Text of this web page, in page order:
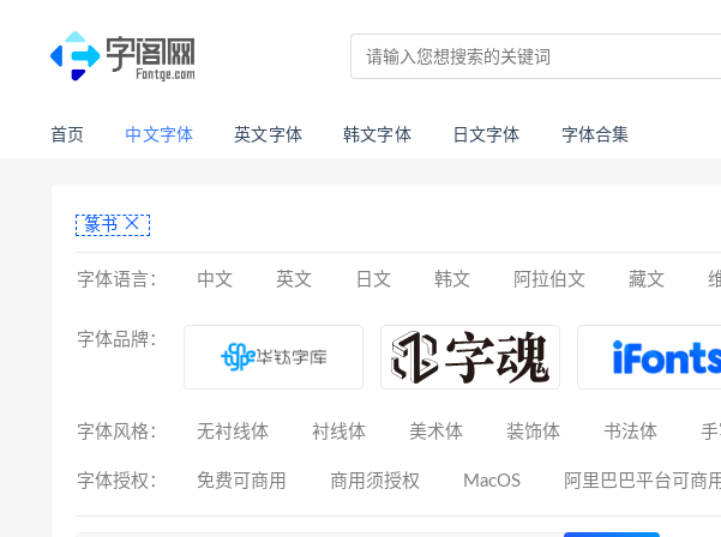
首页 中文字体 英文字体 韩文字体 日文字体 字体合集
篆书
字体语言： 中文 英文 日文 韩文 阿拉伯文 藏文
字体品牌：
字体风格： 无衬线体 衬线体 美术体 装饰体 书法体
字体授权： 免费可商用 商用须授权 MacOS 阿里巴巴平台可商